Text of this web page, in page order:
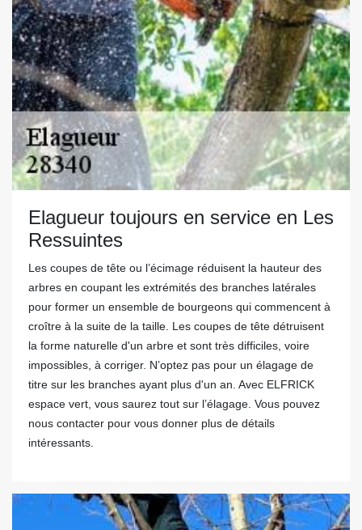
Elagueur toujours en service en Les
Ressuintes
Les coupes de tête ou l’écimage réduisent la hauteur des
arbres en coupant les extrémités des branches latérales
pour former un ensemble de bourgeons qui commencent à
croître à la suite de la taille. Les coupes de tête détruisent
la forme naturelle d'un arbre et sont très difficiles, voire
impossibles, à corriger. N’optez pas pour un élagage de
titre sur les branches ayant plus d'un an. Avec ELFRICK
espace vert, vous saurez tout sur l’élagage. Vous pouvez
nous contacter pour vous donner plus de détails
intéressants.